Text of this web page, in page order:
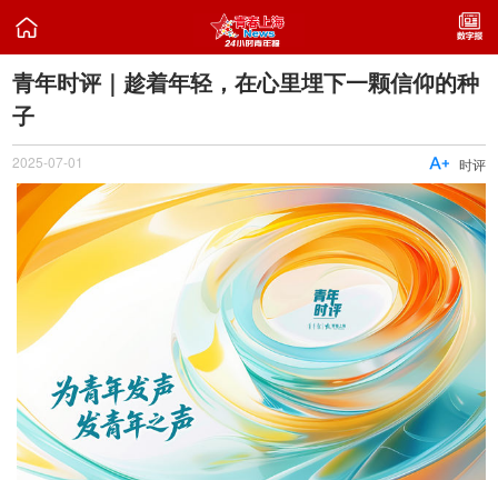

青年时评｜趁着年轻，在心里埋下一颗信仰的种
子
2025-07-01 时评
